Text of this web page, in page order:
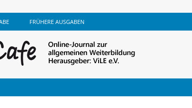
FRÜHERE AUSGABEN